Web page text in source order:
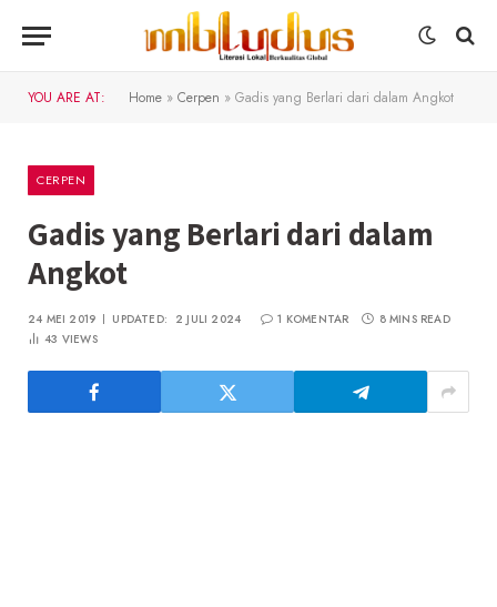
YOU ARE AT: Home » Cerpen » Gadis yang Berlari dari dalam Angkot
CERPEN
Gadis yang Berlari dari dalam
Angkot
24 MEI 2019 UPDATED: 2 JULI 2024 1 KOMENTAR
8 MINS READ
43 VIEWS